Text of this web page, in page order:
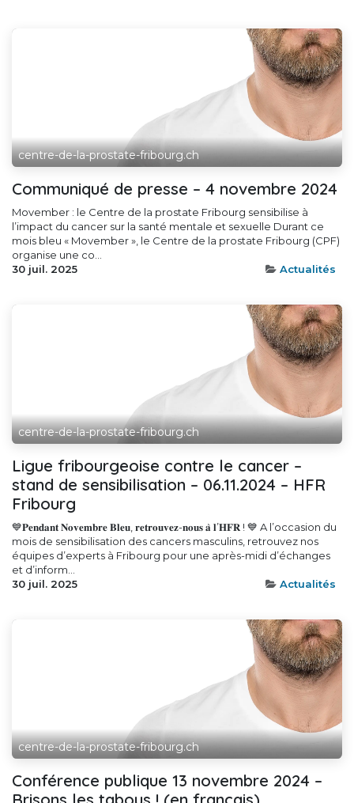
centre-de-la-prostate-fribourg.ch
Communiqué de presse – 4 novembre 2024
Movember : le Centre de la prostate Fribourg sensibilise à
l’impact du cancer sur la santé mentale et sexuelle Durant ce
mois bleu « Movember », le Centre de la prostate Fribourg (CPF)
organise une co...
30 juil. 2025
Actualités
centre-de-la-prostate-fribourg.ch
Ligue fribourgeoise contre le cancer –
stand de sensibilisation – 06.11.2024 – HFR
Fribourg
💙𝐏𝐞𝐧𝐝𝐚𝐧𝐭 𝐍𝐨𝐯𝐞𝐦𝐛𝐫𝐞 𝐁𝐥𝐞𝐮, 𝐫𝐞𝐭𝐫𝐨𝐮𝐯𝐞𝐳-𝐧𝐨𝐮𝐬 𝐚̀ 𝐥’𝐇𝐅𝐑 ! 💙 A l’occasion du
mois de sensibilisation des cancers masculins, retrouvez nos
équipes d’experts à Fribourg pour une après-midi d’échanges
et d’inform...
30 juil. 2025
Actualités
centre-de-la-prostate-fribourg.ch
Conférence publique 13 novembre 2024 –